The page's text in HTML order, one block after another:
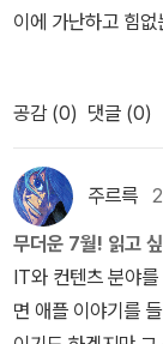
의 주택 공급의 필
집값은 일반적으
열의도 보인 적이
주택 규제를 풀어
가지로 내 개인적
가 숲이 우거진 생
이 자연 사랑을 보
글 속에 사는 것이
적 성향을 띤다. 소
로 많이 출간돼 있
2008)과 이시하마
원암 교수가 고른
011)다. 하버드대
로 이미 다룬 적이
런 도시의 이면도
시>(자음과모음,
숲, 2011) 같은 책.
는 것인가.6. 과학
경제 호황을 타고
도 뉴욕 경제의 기
은 더 이상 비교우
고 끝이 아니었다.
공했다. 그 동력을
찾는다. 도시는 똑
혁신의 속도를 높여
져온 가장 중요한
도시는 그러한 협력
적으로 살펴보는
이에 가난하고 힘
환자들이 다른 가
인간성 상실과 극심
‘가치’와 ‘도덕’을
지 귀담아 볼 일이
이)/중앙books 파
다양한 시나리오’
인 한국인들은 누
의 흥망을 판가름
공감 (0) 댓글 (0)
주르륵
무더운 7월! 읽고
IT와 컨텐츠 분야
면 애플 이야기를